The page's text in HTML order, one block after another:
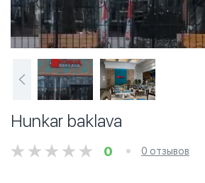
Hunkar baklava
0 0 отзывов